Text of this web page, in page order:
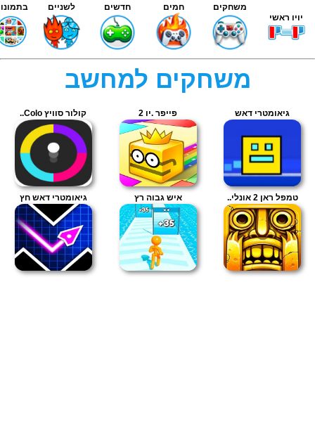
יויו ראשי
משחקים חמים חדשים לשניים
משחקים למחשב
גיאומטרי דאש פייפר .יו 2 קולור סוויץ Colo..
טמפל ראן 2 אונלי.. איש גבוה רץ גיאומטרי דאש חץ